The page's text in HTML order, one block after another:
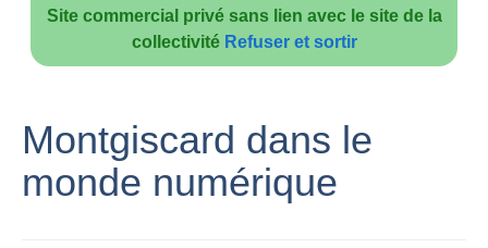
Site commercial privé sans lien avec le site de la
collectivité Refuser et sortir
Montgiscard dans le
monde numérique